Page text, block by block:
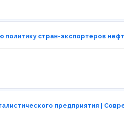
политику стран-экспортеров
предприятия |